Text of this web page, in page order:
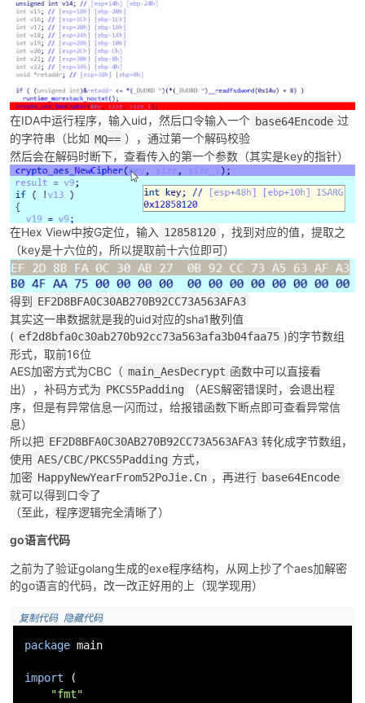
在IDA中运行程序，输入uid，然后口令输入一个 base64Encode 过
的字符串（比如 MQ== ），通过第一个解码校验
然后会在解码时断下，查看传入的第一个参数（其实是key的指针）
在Hex View中按G定位，输入 12858120 ，找到对应的值，提取之
（key是十六位的，所以提取前十六位即可）
得到 EF2D8BFA0C30AB270B92CC73A563AFA3
其实这一串数据就是我的uid对应的sha1散列值
( ef2d8bfa0c30ab270b92cc73a563afa3b04faa75 )的字节数组
形式，取前16位
AES加密方式为CBC（ main_AesDecrypt 函数中可以直接看
出），补码方式为 PKCS5Padding
（AES解密错误时，会退出程
序，但是有异常信息一闪而过，给报错函数下断点即可查看异常信
息）
所以把 EF2D8BFA0C30AB270B92CC73A563AFA3 转化成字节数组，
使用 AES/CBC/PKCS5Padding 方式，
加密 HappyNewYearFrom52PoJie.Cn ，再进行 base64Encode
就可以得到口令了
（至此，程序逻辑完全清晰了）
go语言代码
之前为了验证golang生成的exe程序结构，从网上抄了个aes加解密
的go语言的代码，改一改正好用的上（现学现用）
复制代码 隐藏代码
package main
import (
"fmt"